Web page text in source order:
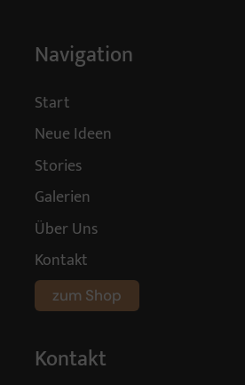
Navigation
Start
Neue Ideen
Stories
Galerien
Über Uns
Kontakt
zum Shop
Kontakt